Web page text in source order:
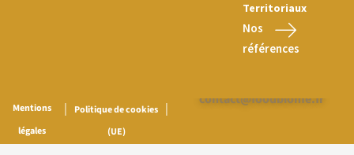
Territoriaux
Nos
références
Mentions
légales
|
Politique de cookies
(UE)
|
contact@foodbiome.fr